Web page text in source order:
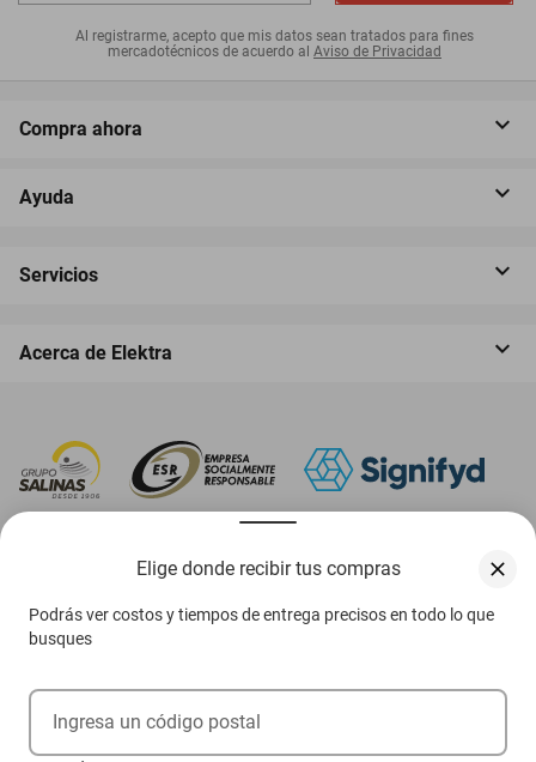
Elige donde recibir tus compras
Podrás ver costos y tiempos de entrega precisos en todo lo que
busques
Ingresa un código postal
Al registrarme, acepto que mis datos sean tratados para fines
mercadotécnicos de acuerdo al Aviso de Privacidad
Compra ahora
Ayuda
Servicios
Acerca de Elektra
Ejerce tus derechos ARCO